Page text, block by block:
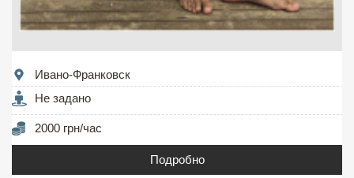
Ивано-Франковск
Не задано
2000 грн/час
Подробно